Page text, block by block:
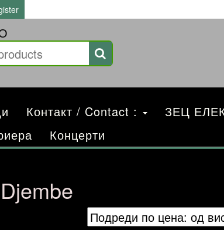
Контакт / Contact :
ЗЕЦ
Концерти